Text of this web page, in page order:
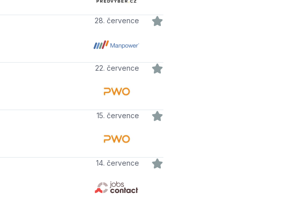
28. července
22. července
15. července
14. července